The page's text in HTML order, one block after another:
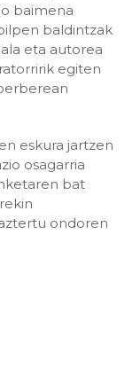
baimena
baldintzak
eta autorea
egiten
eskura jartzen
osagarria
bat
ondoren